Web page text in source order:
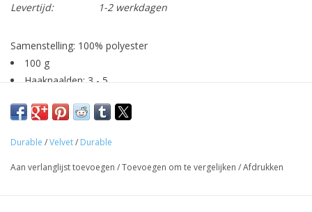
Levertijd:
1-2 werkdagen
Samenstelling: 100% polyester
100 g
Haaknaalden: 3 - 5
Durable /Velvet/ Durable
Aan verlanglijst toevoegen /Toevoegen om te vergelijken /Afdrukken